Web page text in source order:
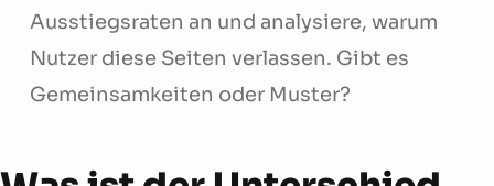
Ausstiegsraten an und analysiere, warum
Nutzer diese Seiten verlassen. Gibt es
Gemeinsamkeiten oder Muster?